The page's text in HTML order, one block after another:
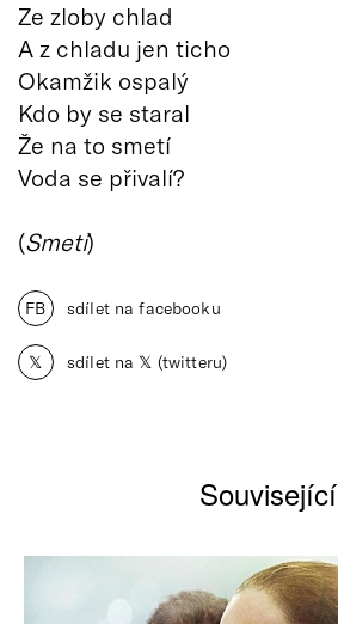
Ze zloby chlad
A z chladu jen ticho
Okamžik ospalý
Kdo by se staral
Že na to smetí
Voda se přivalí?
(Smetí)
FB sdílet na facebooku
𝕏 sdílet na 𝕏 (twitteru)
Související